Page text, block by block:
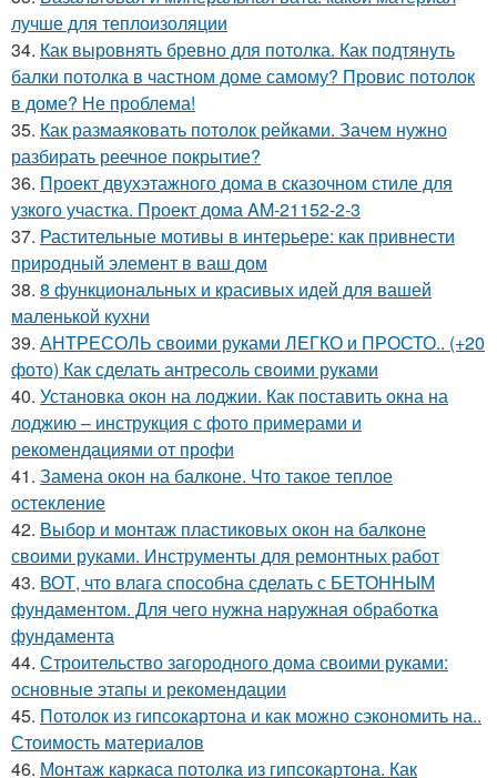
лучше для теплоизоляции
34. Как выровнять бревно для потолка. Как подтянуть
балки потолка в частном доме самому? Провис потолок
в доме? Не проблема!
35. Как размаяковать потолок рейками. Зачем нужно
разбирать реечное покрытие?
36. Проект двухэтажного дома в сказочном стиле для
узкого участка. Проект дома AM-21152-2-3
37. Растительные мотивы в интерьере: как привнести
природный элемент в ваш дом
38. 8 функциональных и красивых идей для вашей
маленькой кухни
39. АНТРЕСОЛЬ своими руками ЛЕГКО и ПРОСТО.. (+20
фото) Как сделать антресоль своими руками
40. Установка окон на лоджии. Как поставить окна на
лоджию – инструкция с фото примерами и
рекомендациями от профи
41. Замена окон на балконе. Что такое теплое
остекление
42. Выбор и монтаж пластиковых окон на балконе
своими руками. Инструменты для ремонтных работ
43. ВОТ, что влага способна сделать с БЕТОННЫМ
фундаментом. Для чего нужна наружная обработка
фундамента
44. Строительство загородного дома своими руками:
основные этапы и рекомендации
45. Потолок из гипсокартона и как можно сэкономить на..
Стоимость материалов
46. Монтаж каркаса потолка из гипсокартона. Как